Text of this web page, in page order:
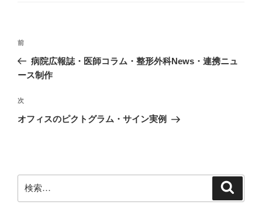
投
ナ
ゲ
ー
前
の
前
病院広報誌・医師コラム・整形外科News・連携ニュ
ース制作
次
の
次
オフィスのピクトグラム・サイン実例
索: